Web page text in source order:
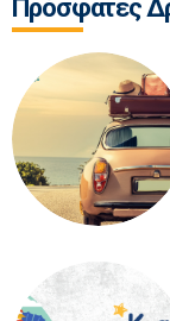
Πρόσφατες